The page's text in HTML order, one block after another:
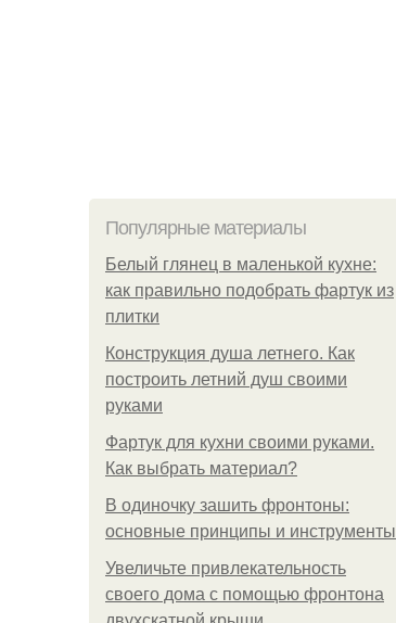
Популярные материалы
Белый глянец в маленькой кухне:
как правильно подобрать фартук из
плитки
Конструкция душа летнего. Как
построить летний душ своими
руками
Фартук для кухни своими руками.
Как выбрать материал?
В одиночку зашить фронтоны:
основные принципы и инструменты
Увеличьте привлекательность
своего дома с помощью фронтона